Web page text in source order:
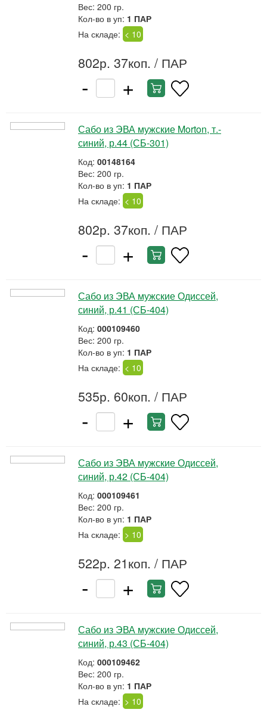
Вес: 200 гр.
Кол-во в уп: 1 ПАР
На складе: < 10
802р. 37коп. / ПАР
- +
Сабо из ЭВА мужские Morton, т.-
синий, р.44 (СБ-301)
Код: 00148164
Вес: 200 гр.
Кол-во в уп: 1 ПАР
На складе: < 10
802р. 37коп. / ПАР
- +
Сабо из ЭВА мужские Одиссей,
синий, р.41 (СБ-404)
Код: 000109460
Вес: 200 гр.
Кол-во в уп: 1 ПАР
На складе: < 10
535р. 60коп. / ПАР
- +
Сабо из ЭВА мужские Одиссей,
синий, р.42 (СБ-404)
Код: 000109461
Вес: 200 гр.
Кол-во в уп: 1 ПАР
На складе: > 10
522р. 21коп. / ПАР
- +
Сабо из ЭВА мужские Одиссей,
синий, р.43 (СБ-404)
Код: 000109462
Вес: 200 гр.
Кол-во в уп: 1 ПАР
На складе: > 10